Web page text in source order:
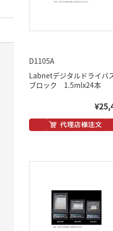
D1105A
Labnetデジタルドライバ
ブロック 1.5mlx24本